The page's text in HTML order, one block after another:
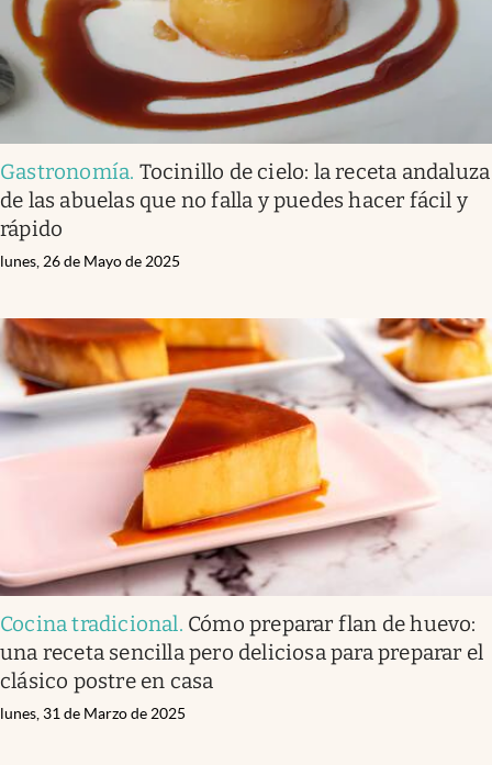
Gastronomía. Tocinillo de cielo: la receta andaluza
de las abuelas que no falla y puedes hacer fácil y
rápido
lunes, 26 de Mayo de 2025
Cocina tradicional. Cómo preparar flan de huevo:
una receta sencilla pero deliciosa para preparar el
clásico postre en casa
lunes, 31 de Marzo de 2025